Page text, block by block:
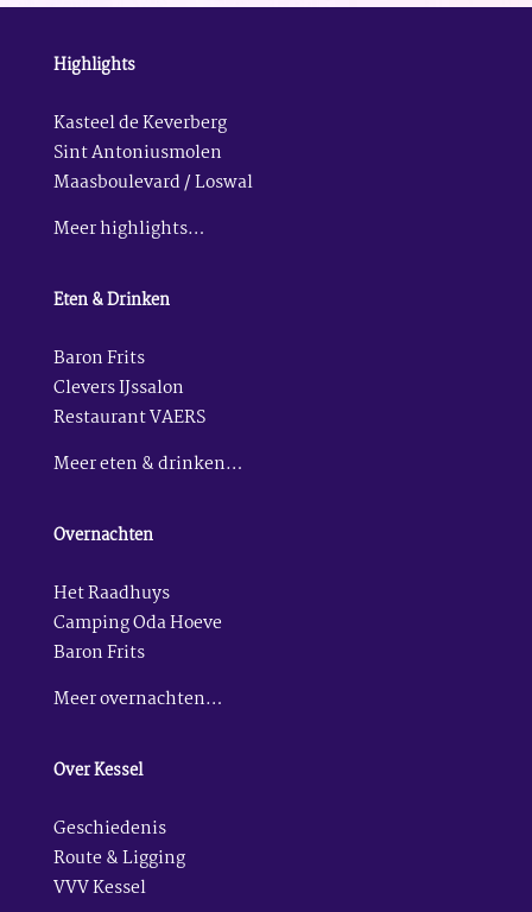
Highlights
Kasteel de Keverberg
Sint Antoniusmolen
Maasboulevard / Loswal
Meer highlights…
Eten & Drinken
Baron Frits
Clevers IJssalon
Restaurant VAERS
Meer eten & drinken…
Overnachten
Het Raadhuys
Camping Oda Hoeve
Baron Frits
Meer overnachten…
Over Kessel
Geschiedenis
Route & Ligging
VVV Kessel